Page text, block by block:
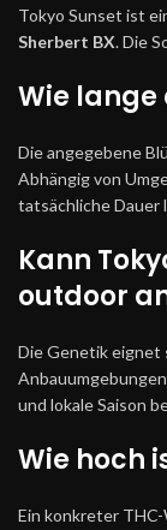
Tokyo Sunset ist
Sherbert BX. Die
Wie lange
Die angegebene
Abhängig von
tatsächliche Dauer
Kann
outdoor
Die Genetik eignet
und lokale Saison
Wie hoch
Ein konkreter